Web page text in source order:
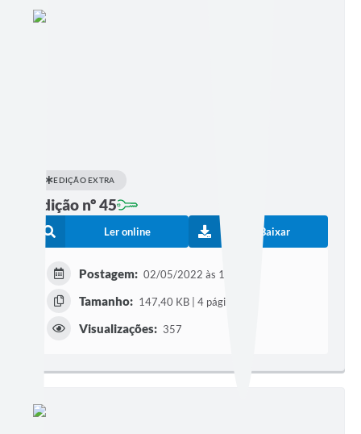
EDIÇÃO EXTRA
Edição nº 45
Ler online Baixar
Postagem: 02/05/2022 às 15h32
Tamanho: 147,40 KB | 4 páginas
Visualizações: 357